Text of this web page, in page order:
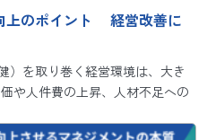
上のポイント 経営改善に
）を取り巻く経営環境は、大き
や人件費の上昇、人材不足への